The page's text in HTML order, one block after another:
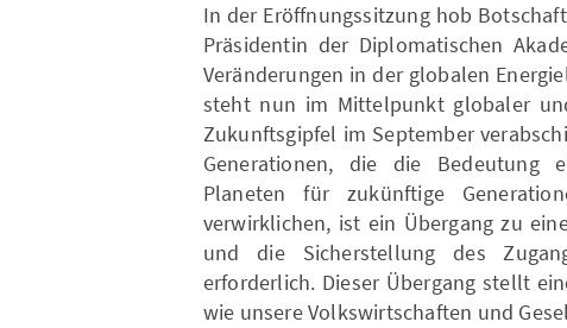
In der Eröffnungssitzung hob
Präsidentin der Diplomatischen
Veränderungen in der globalen
steht nun im Mittelpunkt globaler
Zukunftsgipfel im September
Generationen, die die Bedeutung
Planeten für zukünftige
verwirklichen, ist ein Übergang zu
und die Sicherstellung des
erforderlich. Dieser Übergang stellt
wie unsere Volkswirtschaften und